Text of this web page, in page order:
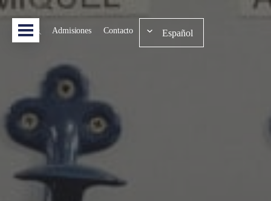
Admisiones Contacto Español